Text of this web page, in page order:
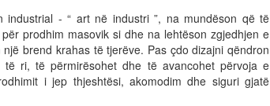
industrial - “ art në industri ”, na mundëson që të
prodhim masovik si dhe na lehtëson zgjedhjen e
brend krahas të tjerëve. Pas çdo dizajni qëndron
ri, të përmirësohet dhe të avancohet përvoja e
i jep thjeshtësi, akomodim dhe siguri gjatë